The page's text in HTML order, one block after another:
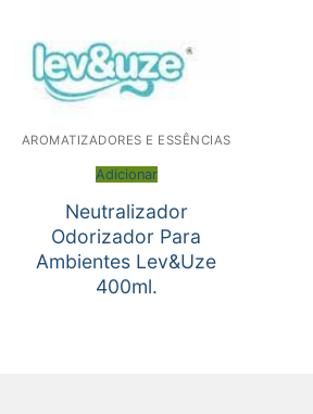
AROMATIZADORES E ESSÊNCIAS
Adicionar
Neutralizador
Odorizador Para
Ambientes Lev&Uze
400ml.